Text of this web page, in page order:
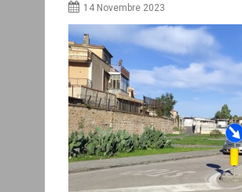
14 Novembre 2023